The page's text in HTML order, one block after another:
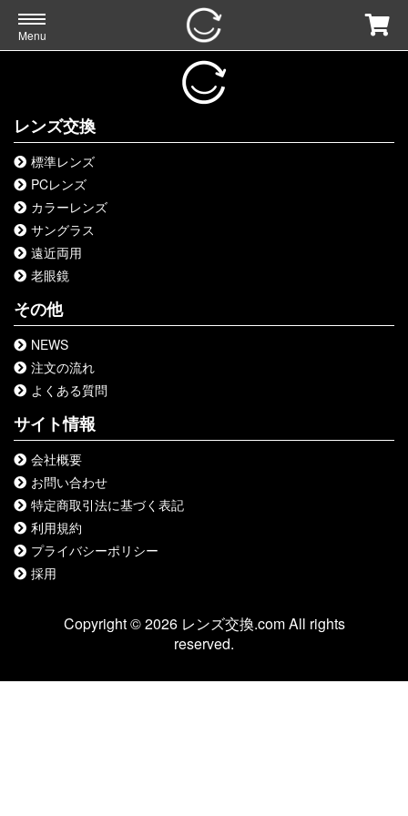
Menu
レンズ交換
標準レンズ
PCレンズ
カラーレンズ
サングラス
遠近両用
老眼鏡
その他
NEWS
注文の流れ
よくある質問
サイト情報
会社概要
お問い合わせ
特定商取引法に基づく表記
利用規約
プライバシーポリシー
採用
Copyright © 2026 レンズ交換.com All rights
reserved.